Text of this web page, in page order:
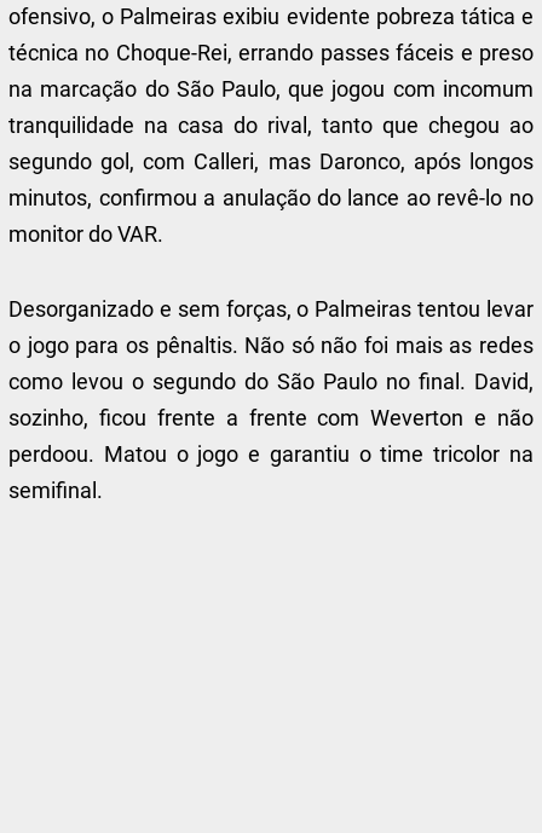
ofensivo, o Palmeiras exibiu evidente pobreza tática e
técnica no Choque-Rei, errando passes fáceis e preso
na marcação do São Paulo, que jogou com incomum
tranquilidade na casa do rival, tanto que chegou ao
segundo gol, com Calleri, mas Daronco, após longos
minutos, confirmou a anulação do lance ao revê-lo no
monitor do VAR.
Desorganizado e sem forças, o Palmeiras tentou levar
o jogo para os pênaltis. Não só não foi mais as redes
como levou o segundo do São Paulo no final. David,
sozinho, ficou frente a frente com Weverton e não
perdoou. Matou o jogo e garantiu o time tricolor na
semifinal.